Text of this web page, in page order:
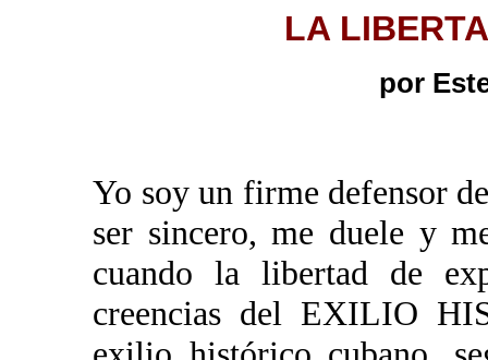
LA
por
Yo soy un firme defensor
ser sincero, me duele y
cuando la libertad de
creencias del EXILIO